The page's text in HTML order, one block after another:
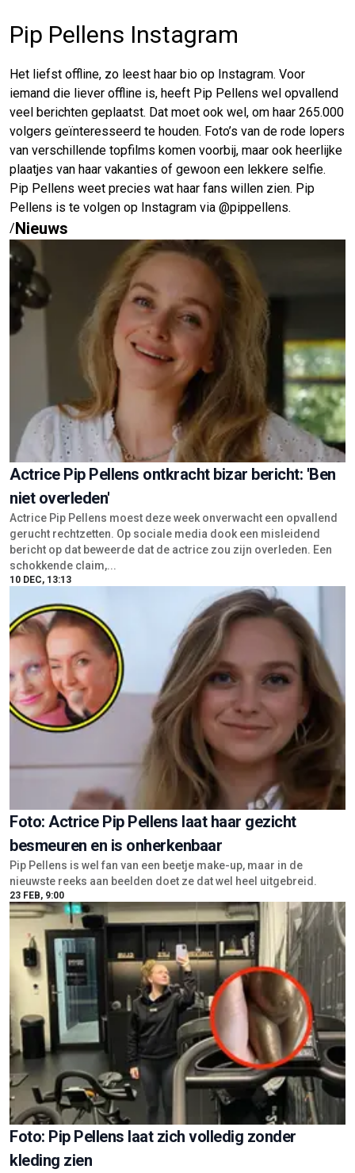
Pip Pellens Instagram
Het liefst offline, zo leest haar bio op Instagram. Voor
iemand die liever offline is, heeft Pip Pellens wel opvallend
veel berichten geplaatst. Dat moet ook wel, om haar 265.000
volgers geïnteresseerd te houden. Foto’s van de rode lopers
van verschillende topfilms komen voorbij, maar ook heerlijke
plaatjes van haar vakanties of gewoon een lekkere selfie.
Pip Pellens weet precies wat haar fans willen zien. Pip
Pellens is te volgen op Instagram via @pippellens.
/Nieuws
Actrice Pip Pellens ontkracht bizar bericht: 'Ben
niet overleden'
Actrice Pip Pellens moest deze week onverwacht een opvallend
gerucht rechtzetten. Op sociale media dook een misleidend
bericht op dat beweerde dat de actrice zou zijn overleden. Een
schokkende claim,...
10 DEC, 13:13
Foto: Actrice Pip Pellens laat haar gezicht
besmeuren en is onherkenbaar
Pip Pellens is wel fan van een beetje make-up, maar in de
nieuwste reeks aan beelden doet ze dat wel heel uitgebreid.
23 FEB, 9:00
Foto: Pip Pellens laat zich volledig zonder
kleding zien